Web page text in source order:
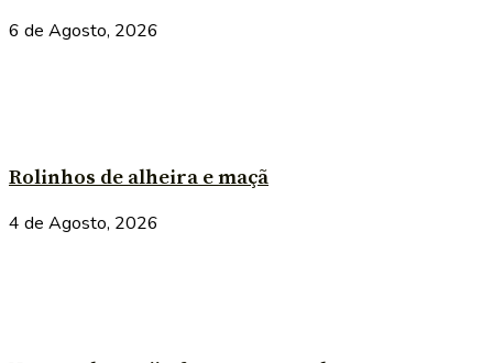
6 de Agosto, 2026
Rolinhos de alheira e maçã
4 de Agosto, 2026